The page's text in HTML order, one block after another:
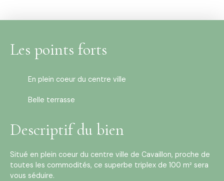
Les points forts
En plein coeur du centre ville
Belle terrasse
Descriptif du bien
Situé en plein coeur du centre ville de Cavaillon, proche de
toutes les commodités, ce superbe triplex de 100 m² sera
vous séduire.